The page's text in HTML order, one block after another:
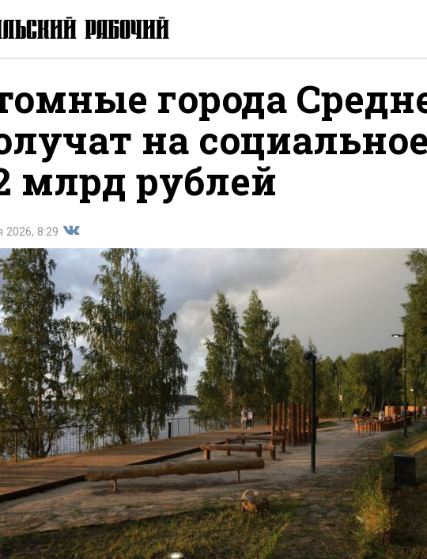
города
на
млрд рублей
2026, 8:29
Поделиться
во